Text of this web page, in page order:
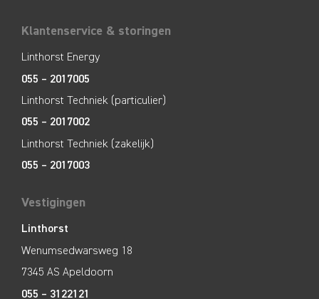
Klantenservice & storingen
Linthorst Energy
055 – 2017005
Linthorst Techniek (particulier)
055 – 2017002
Linthorst Techniek (zakelijk)
055 – 2017003
Vestigingen
Linthorst
Wenumsedwarsweg 18
7345 AS Apeldoorn
055 – 3122121